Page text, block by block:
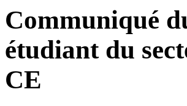
Communiqué
étudiant du
CE